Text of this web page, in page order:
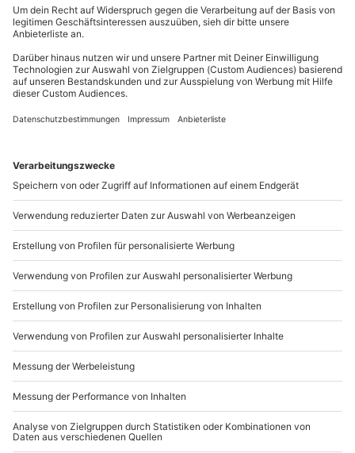
Du erreichst uns telefonisch zu folgenden Zeiten,
außer an bundesweiten Feiertagen:
Du möchtest als Firma bestellen?
+49 89 / 21 12 90 20
Mo-Fr: 9-17 Uhr
b2b@mydays.de
www.b2b.mydays.de/
Artikelnummer:58962
Andere Produkte entdecken